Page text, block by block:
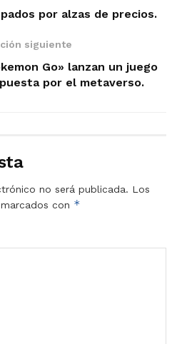
por alzas de precios.
siguiente
Go» lanzan un juego
por el metaverso.
no será publicada. Los
con *